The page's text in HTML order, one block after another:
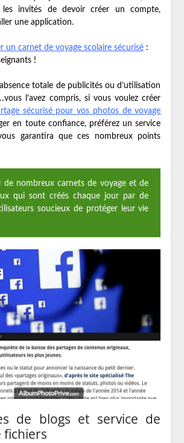
invités de devoir créer un compte,
une application.
un carnet de voyage scolaire sécurisé:
!
totale de publicités ou d’utilisation
l’avez compris, si vous voulez créer
sécurisé pour vos photos de voyage
en toute confiance, préférez un service
garantira que ces nombreux points
de nombreux carnets de voyage et de
qui sont créés chaque jour par de
soucieux de protéger leur vie
de blogs et service de
fichiers